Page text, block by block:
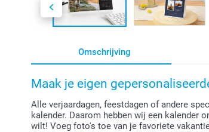
Omschrijving
Maak je eigen
Alle verjaardagen, feestdagen of andere
kalender. Daarom hebben wij een kalender
wilt! Voeg foto's toe van je favoriete